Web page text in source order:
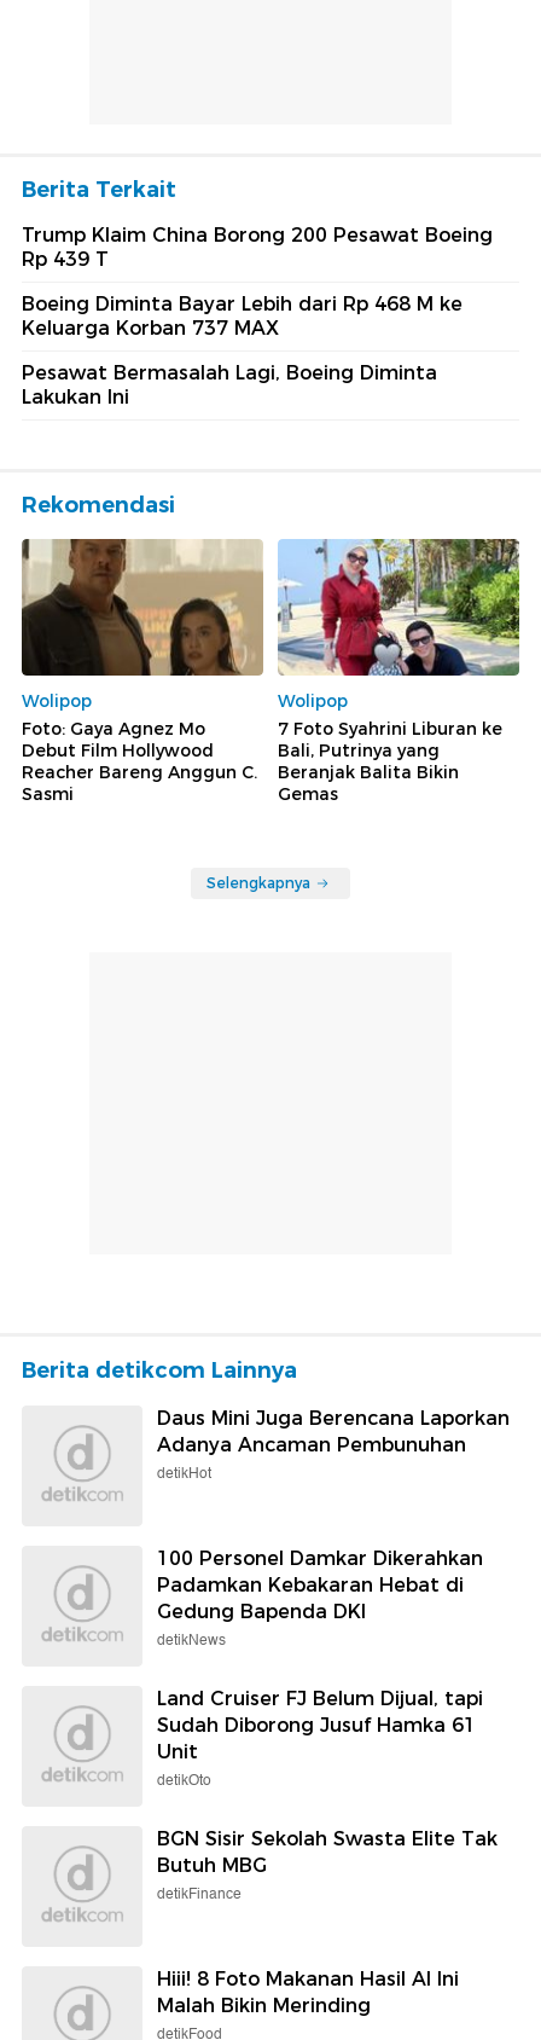
Berita Terkait
Trump Klaim China Borong 200 Pesawat Boeing
Rp 439 T
Boeing Diminta Bayar Lebih dari Rp 468 M ke
Keluarga Korban 737 MAX
Pesawat Bermasalah Lagi, Boeing Diminta
Lakukan Ini
Rekomendasi
Wolipop
Foto: Gaya Agnez Mo
Debut Film Hollywood
Reacher Bareng Anggun C.
Sasmi
Wolipop
7 Foto Syahrini Liburan ke
Bali, Putrinya yang
Beranjak Balita Bikin
Gemas
Selengkapnya
Berita detikcom Lainnya
Daus Mini Juga Berencana Laporkan
Adanya Ancaman Pembunuhan
detikHot
100 Personel Damkar Dikerahkan
Padamkan Kebakaran Hebat di
Gedung Bapenda DKI
detikNews
Land Cruiser FJ Belum Dijual, tapi
Sudah Diborong Jusuf Hamka 61
Unit
detikOto
BGN Sisir Sekolah Swasta Elite Tak
Butuh MBG
detikFinance
Hiii! 8 Foto Makanan Hasil AI Ini
Malah Bikin Merinding
detikFood